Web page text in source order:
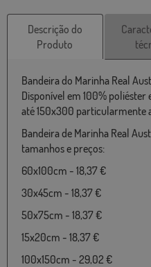
Descrição do
Produto
Bandeira do Marinha Real
Disponível em 100% poliéster
até 150x300 particularmente
Bandeira de Marinha Real
tamanhos e preços:
60x100cm - 18,37 €
30x45cm - 18,37 €
50x75cm - 18,37 €
15x20cm - 18,37 €
100x150cm - 29,02 €